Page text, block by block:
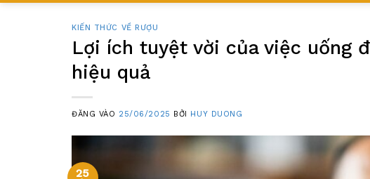
KIẾN THỨC VỀ RƯỢU
Lợi ích tuyệt vời của việc uống
hiệu quả
ĐĂNG VÀO 25/06/2025 BỞI HUY DUONG
25